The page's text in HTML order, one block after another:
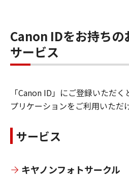
Canon IDをお持ちの
サービス
「Canon ID」にご登録いただ
プリケーションをご利用いただ
サービス
キヤノンフォトサークル